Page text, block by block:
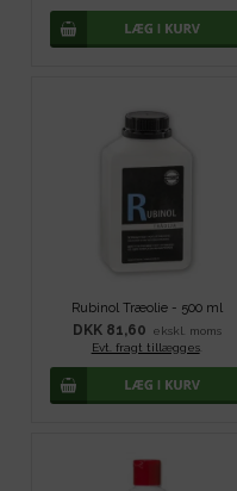
Rubinol Træolie - 500 ml
DKK 81,60
ekskl. moms
Evt. fragt tillægges.